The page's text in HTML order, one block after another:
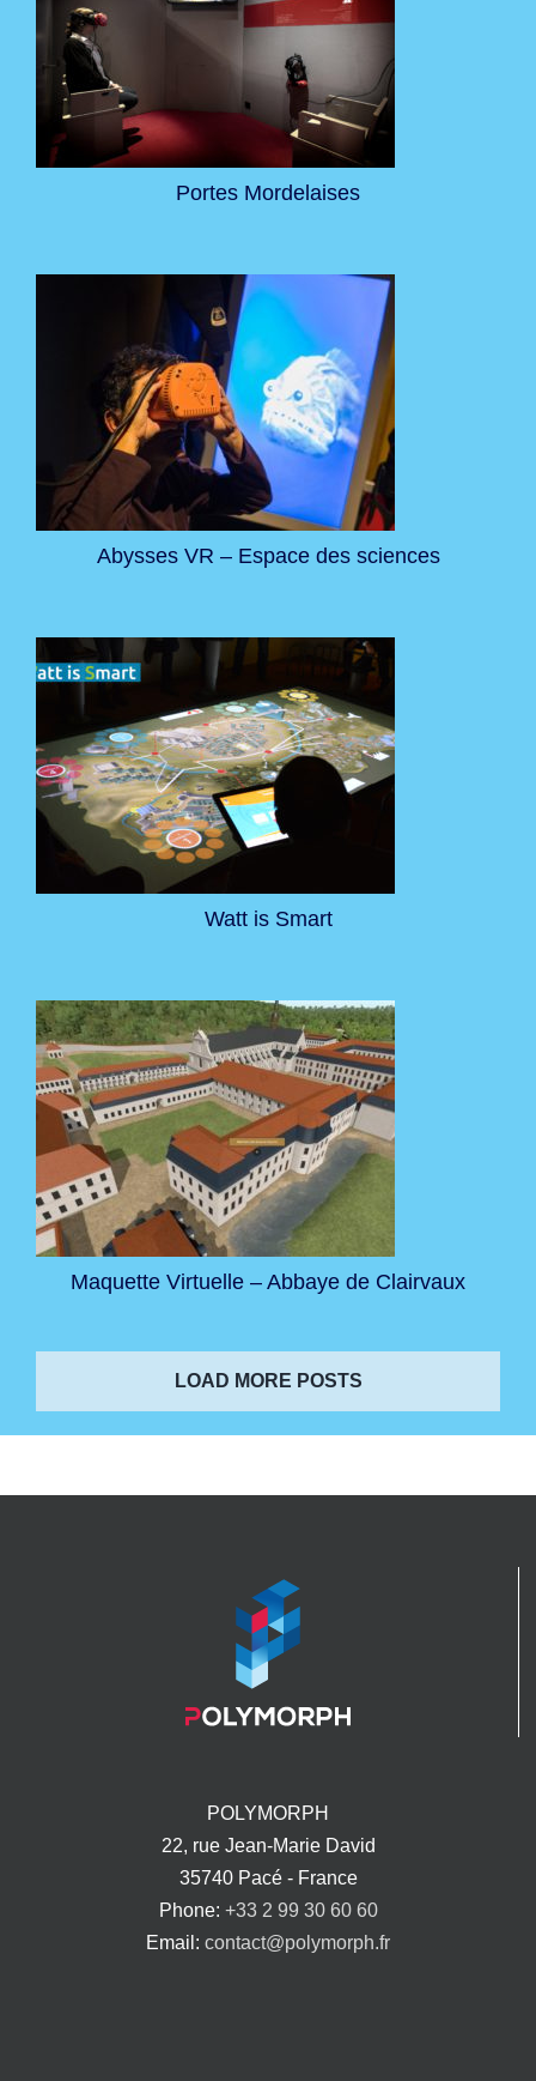
Portes Mordelaises
Abysses VR – Espace des sciences
Watt is Smart
Maquette Virtuelle – Abbaye de Clairvaux
LOAD MORE POSTS
POLYMORPH
22, rue Jean-Marie David
35740 Pacé - France
Phone: +33 2 99 30 60 60
Email: contact@polymorph.fr